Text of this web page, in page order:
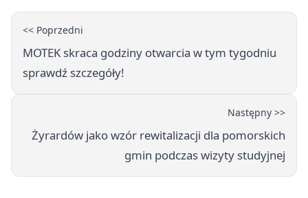
<< Poprzedni
MOTEK skraca godziny otwarcia w tym tygodniu
sprawdź szczegóły!
Następny >>
Żyrardów jako wzór rewitalizacji dla pomorskich
gmin podczas wizyty studyjnej